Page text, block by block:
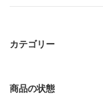
カテゴリー
商品の状態